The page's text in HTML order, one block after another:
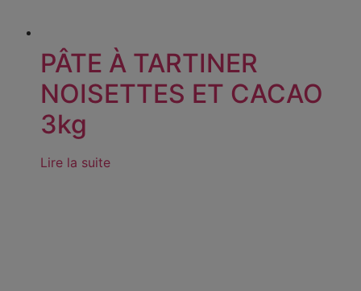
PÂTE À TARTINER
NOISETTES ET CACAO
3kg
Lire la suite